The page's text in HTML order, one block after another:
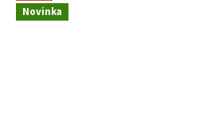
Novinka